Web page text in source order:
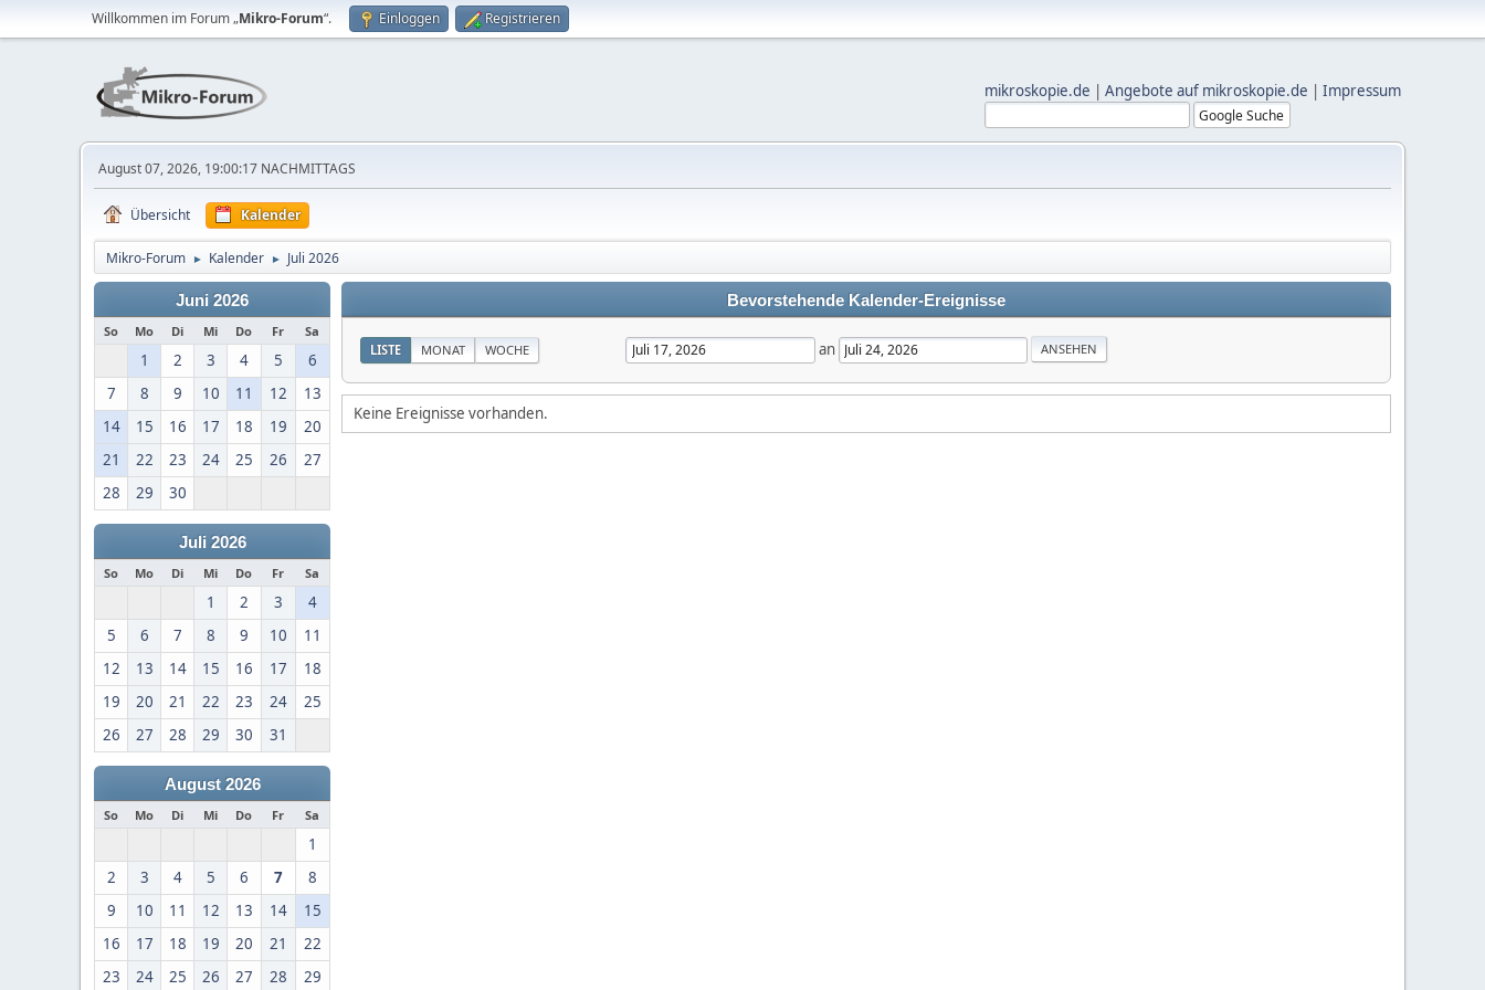
Willkommen im Forum „Mikro-Forum“. Einloggen Registrieren
mikroskopie.de | Angebote auf mikroskopie.de | Impressum
August 07, 2026, 19:00:17 NACHMITTAGS
Übersicht Kalender
Mikro-Forum ► Kalender ► Juli 2026
Juni 2026
So Mo Di Mi Do Fr Sa
1 2 3 4 5
6
7
8 9 10 11 12
13
14
15 16 17 18 19
20
21
22 23 24 25 26
27
28
29 30
Juli 2026
So Mo Di Mi Do Fr Sa
1 2 3
4
5
6 7 8 9 10
11
12
13 14 15 16 17
18
19
20 21 22 23 24
25
26
27 28 29 30 31
August 2026
So Mo Di Mi Do Fr Sa
1
2
3 4 5 6 7
8
9
10 11 12 13 14
15
16
17 18 19 20 21
22
23
24 25 26 27 28 29
Bevorstehende Kalender-Ereignisse
LISTE MONAT WOCHE an
Keine Ereignisse vorhanden.